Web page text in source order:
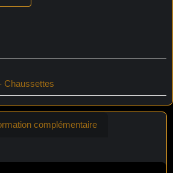
Chaussettes
complémentaire